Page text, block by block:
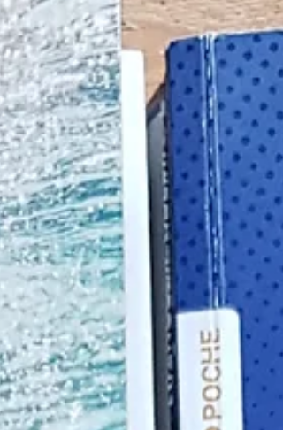
particuliers élevant des poules dans leur
jardin. Cela évite aux poules de réforme
15 et 18 mois) de finir à l’abattoir et permet
particuliers de faire une bonne action en
adoptant des poules pas chères (entre 2 et 6
euros) qui pondront encore longtemps. La vo